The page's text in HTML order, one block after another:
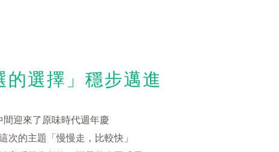
的選擇」穩步邁進
間迎來了原味時代週年慶
次的主題「慢慢走，比較快」